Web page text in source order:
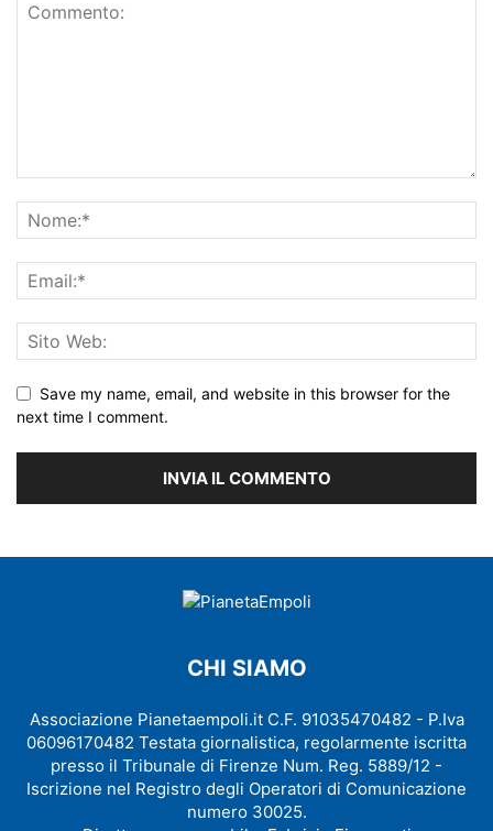
Save my name, email, and website in this browser for the
next time I comment.
CHI SIAMO
Associazione Pianetaempoli.it C.F. 91035470482 - P.Iva
06096170482 Testata giornalistica, regolarmente iscritta
presso il Tribunale di Firenze Num. Reg. 5889/12 -
Iscrizione nel Registro degli Operatori di Comunicazione
numero 30025.